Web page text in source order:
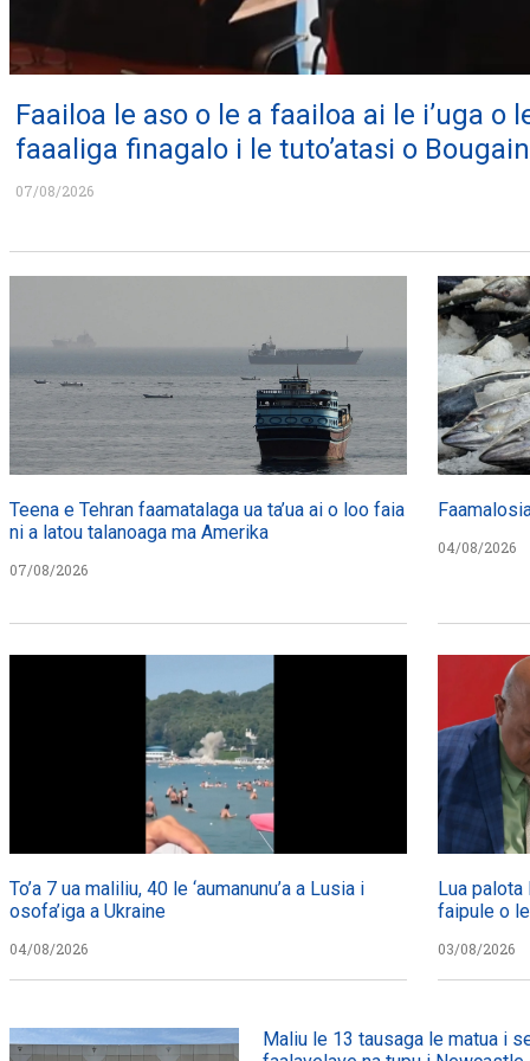
Faailoa le aso o le a faailoa ai le i’uga o
faaaliga finagalo i le tuto’atasi o
07/08/2026
Teena e Tehran faamatalaga ua ta’ua ai o loo faia
ni a latou talanoaga ma Amerika
07/08/2026
04/08/2026
To’a 7 ua maliliu, 40 le ‘aumanunu’a a Lusia i
osofa’iga a Ukraine
04/08/2026
Lua palota
faipule o
03/08/2026
Maliu le 13 tausaga le matua i